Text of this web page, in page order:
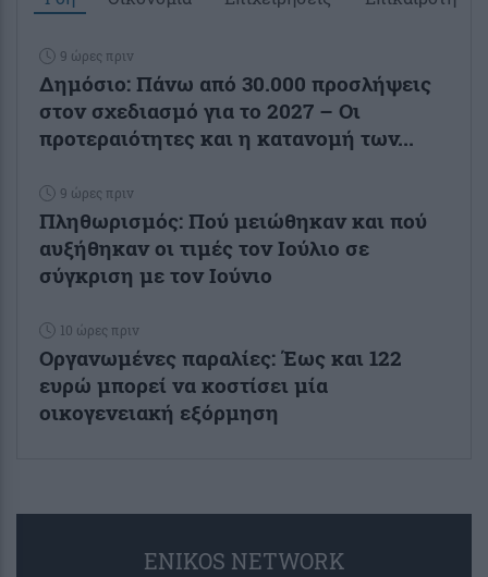
9 ώρες πριν
Δημόσιο: Πάνω από 30.000 προσλήψεις
στον σχεδιασμό για το 2027 – Οι
προτεραιότητες και η κατανομή των...
9 ώρες πριν
Πληθωρισμός: Πού μειώθηκαν και πού
αυξήθηκαν οι τιμές τον Ιούλιο σε
σύγκριση με τον Ιούνιο
10 ώρες πριν
Οργανωμένες παραλίες: Έως και 122
ευρώ μπορεί να κοστίσει μία
οικογενειακή εξόρμηση
ENIKOS NETWORK